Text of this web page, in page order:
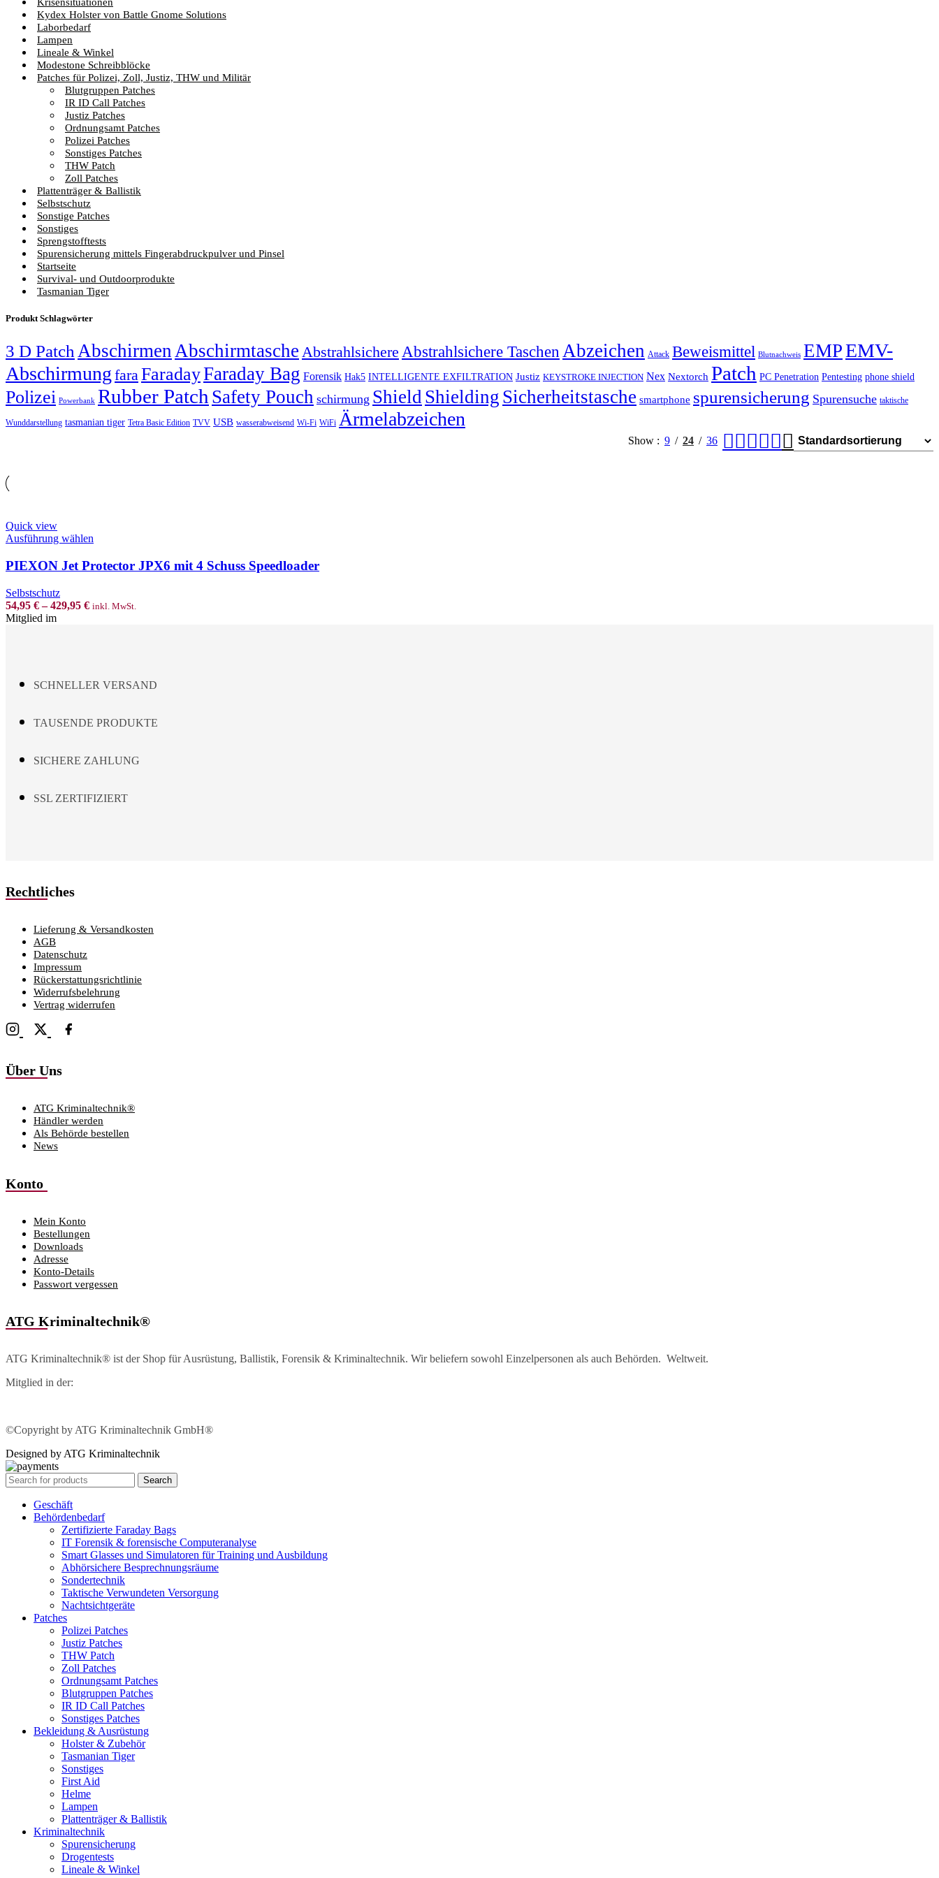
Kydex Holster von Battle Gnome Solutions
Laborbedarf
Lampen
Lineale & Winkel
Modestone Schreibblöcke
Patches für Polizei, Zoll, Justiz, THW und Militär
Blutgruppen Patches
IR ID Call Patches
Justiz Patches
Ordnungsamt Patches
Polizei Patches
Sonstiges Patches
THW Patch
Zoll Patches
Plattenträger & Ballistik
Selbstschutz
Sonstige Patches
Sonstiges
Sprengstofftests
Spurensicherung mittels Fingerabdruckpulver und Pinsel
Startseite
Survival- und Outdoorprodukte
Tasmanian Tiger
Produkt Schlagwörter
3 D Patch AbschirmenAbschirmtasche Abstrahlsichere Abstrahlsichere TaschenAbzeichen Attack Beweismittel Blutnachweis EMPEMV-
Abschirmung faraFaradayFaraday Bag Forensik Hak5 INTELLIGENTE EXFILTRATION Justiz KEYSTROKE INJECTION Nex Nextorch Patch PC Penetration Pentesting phone shield
Polizei Powerbank Rubber Patch Safety Pouch schirmung ShieldShielding Sicherheitstasche smartphone spurensicherung Spurensuche taktische
Wunddarstellung tasmanian tiger Tetra Basic Edition TVV USB wasserabweisend Wi-Fi WiFi Ärmelabzeichen
Show 9 24 36
Quick view
Ausführung wählen
has
multiple
The
options
product
PIEXON Jet Protector JPX6 mit 4 Schuss Speedloader
Selbstschutz
54,95 €–429,95 € inkl. MwSt.
Mitglied im
SCHNELLER VERSAND
TAUSENDE PRODUKTE
SICHERE ZAHLUNG
SSL ZERTIFIZIERT
Rechtliches
Lieferung & Versandkosten
AGB
Datenschutz
Impressum
Rückerstattungsrichtlinie
Widerrufsbelehrung
Vertrag widerrufen
Über Uns
ATG Kriminaltechnik®
Händler werden
Als Behörde bestellen
News
Konto
Mein Konto
Bestellungen
Downloads
Adresse
Konto-Details
Passwort vergessen
ATG Kriminaltechnik®
ATG Kriminaltechnik® ist der Shop für Ausrüstung, Ballistik, Forensik & Kriminaltechnik. Wir beliefern sowohl Einzelpersonen als auch Behörden. Weltweit.
Mitglied in der:
©Copyright by ATG Kriminaltechnik GmbH®
Designed by ATG Kriminaltechnik
Search
Geschäft
Behördenbedarf
Zertifizierte Faraday Bags
IT Forensik & forensische Computeranalyse
Smart Glasses und Simulatoren für Training und Ausbildung
Abhörsichere Besprechnungsräume
Sondertechnik
Taktische Verwundeten Versorgung
Nachtsichtgeräte
Patches
Polizei Patches
Justiz Patches
THW Patch
Zoll Patches
Ordnungsamt Patches
Blutgruppen Patches
IR ID Call Patches
Sonstiges Patches
Bekleidung & Ausrüstung
Holster & Zubehör
Tasmanian Tiger
Sonstiges
First Aid
Helme
Lampen
Plattenträger & Ballistik
Kriminaltechnik
Spurensicherung
Drogentests
Lineale & Winkel